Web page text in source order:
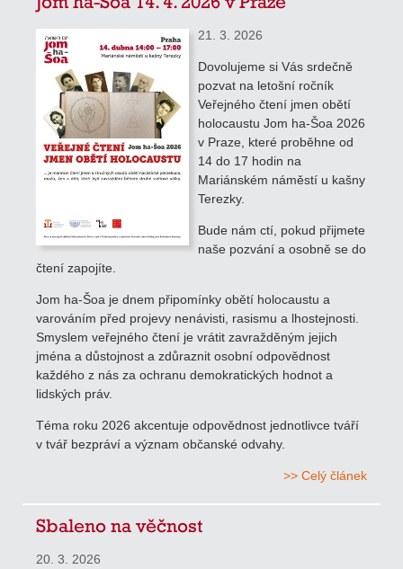
21. 3. 2026
Dovolujeme si Vás srdečně
pozvat na letošní ročník
Veřejného čtení jmen obětí
holocaustu Jom ha-Šoa 2026
v Praze, které proběhne od
14 do 17 hodin na
Mariánském náměstí u kašny
Terezky.
Bude nám ctí, pokud přijmete
naše pozvání a osobně se do
čtení zapojíte.
Jom ha-Šoa je dnem připomínky obětí holocaustu a
varováním před projevy nenávisti, rasismu a lhostejnosti.
Smyslem veřejného čtení je vrátit zavražděným jejich
jména a důstojnost a zdůraznit osobní odpovědnost
každého z nás za ochranu demokratických hodnot a
lidských práv.
Téma roku 2026 akcentuje odpovědnost jednotlivce tváří
v tvář bezpráví a význam občanské odvahy.
>> Celý článek
Sbaleno na věčnost
20. 3. 2026